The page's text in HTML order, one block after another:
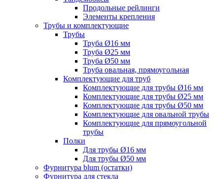
Продольные рейлинги
Элементы крепления
Трубы и комплектующие
Трубы
Труба Ø16 мм
Труба Ø25 мм
Труба Ø50 мм
Труба овальная, прямоугольная
Комплектующие для труб
Комплектующие для трубы Ø16 мм
Комплектующие для трубы Ø25 мм
Комплектующие для трубы Ø50 мм
Комплектующие для овальной трубы
Комплектующие для прямоугольной
трубы
Полки
Для трубы Ø16 мм
Для трубы Ø50 мм
Фурнитура blum (остатки)
Фурнитура для стекла